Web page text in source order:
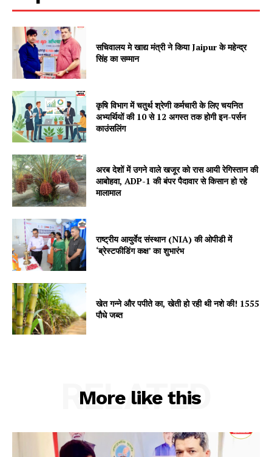
SUBSCRIBE NOW
Company
About
Contact us
Subscription Plans
My account
सचिवालय मे खाद्य मंत्री ने किया Jaipur के महेन्द्र
सिंह का सम्मान
कृषि विभाग में चतुर्थ श्रेणी कर्मचारी के लिए चयनित
अभ्यर्थियों की 10 से 12 अगस्त तक होगी इन-पर्सन
काउंसलिंग
अरब देशों में उगने वाले खजूर को रास आयी रेगिस्तान की
आबोहवा, ADP-1 की बंपर पैदावार से किसान हो रहे
मालामाल
राष्ट्रीय आयुर्वेद संस्थान (NIA) की ओपीडी में
‘ब्रेस्टफीडिंग कक्ष’ का शुभारंभ
खेत गन्ने और पपीते का, खेती हो रही थी नशे की! 1555
पौधे जब्त
More like this
RELATED